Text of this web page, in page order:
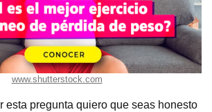
www.shutterstock.com
esta pregunta quiero que seas honesto